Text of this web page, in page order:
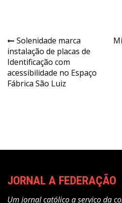
Navegação
de
Post
Solenidade marca
instalação de placas de
Identificação com
acessibilidade no Espaço
Fábrica São Luiz
JORNAL A FEDERAÇÃO
Um jornal católico a serviço da